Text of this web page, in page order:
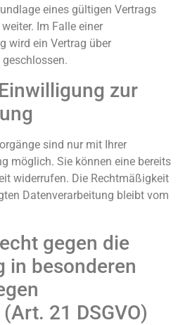
eines gültigen Vertrags
Im Falle einer
wird ein Vertrag über
zur
sind nur mit Ihrer
möglich. Sie können eine bereits
widerrufen. Die Rechtmäßigkeit
Datenverarbeitung bleibt vom
gegen die
in besonderen
21 DSGVO)